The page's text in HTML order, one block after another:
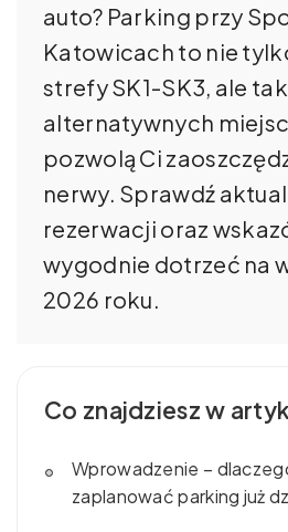
auto? Parking przy
Katowicach to nie
strefy SK1-SK3, ale
alternatywnych
pozwolą Ci
nerwy. Sprawdź
rezerwacji oraz
wygodnie dotrzeć na
2026 roku.
Co znajdziesz w
Wprowadzenie –
zaplanować parking już